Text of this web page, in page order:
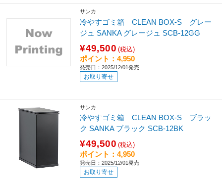
サンカ
冷やすゴミ箱 CLEAN BOX-S グレー
ジュ SANKA グレージュ SCB-12GG
¥49,500 (税込)
ポイント：4,950
発売日：2025/12/01発売
お取り寄せ
サンカ
冷やすゴミ箱 CLEAN BOX-S ブラッ
ク SANKA ブラック SCB-12BK
¥49,500 (税込)
ポイント：4,950
発売日：2025/12/01発売
お取り寄せ